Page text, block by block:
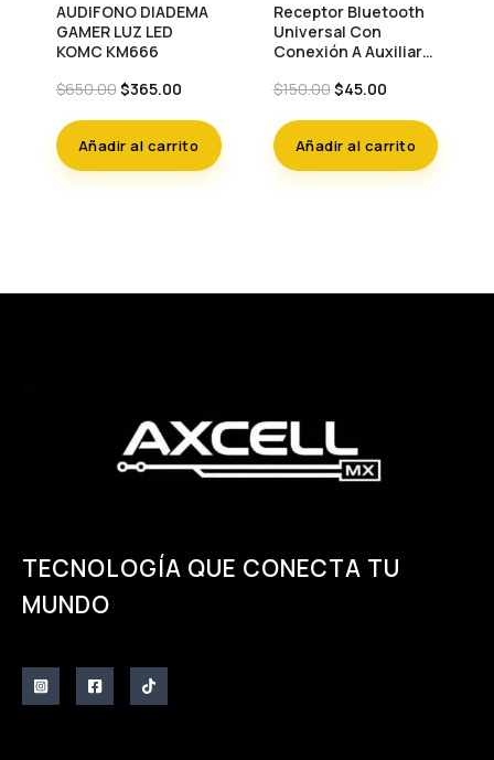
AUDIFONO DIADEMA
GAMER LUZ LED
KOMC KM666
$650.00Original
$650.00.
$365.00Current
$365.00.
Añadir al carrito
Receptor Bluetooth
Universal Con
Conexión A Auxiliar
$150.00Original
$150.00.
$45.00Current
$45.00.
Añadir al carrito
TECNOLOGÍA QUE CONECTA TU
MUNDO